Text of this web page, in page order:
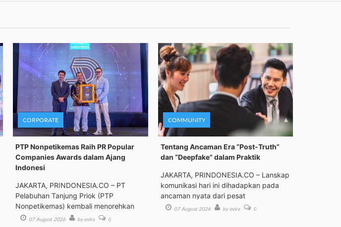
CORPORATE
PTP Nonpetikemas Raih PR Popular
Companies Awards dalam Ajang
Indonesi
JAKARTA, PRINDONESIA.CO – PT
Pelabuhan Tanjung Priok (PTP
Nonpetikemas) kembali menorehkan
pre 07 August 2026 by evira 0
COMMUNITY
Tentang Ancaman Era “Post-Truth”
dan “Deepfake” dalam Praktik
JAKARTA, PRINDONESIA.CO – Lanskap
komunikasi hari ini dihadapkan pada
ancaman nyata dari pesat
07 August 2026 by evira 0